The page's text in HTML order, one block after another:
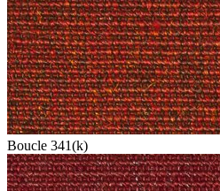
Boucle 341(k)